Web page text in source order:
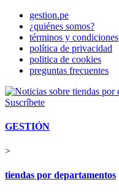
gestion.pe
¿quiénes somos?
términos y condiciones
política de privacidad
politica de cookies
preguntas frecuentes
Suscríbete
GESTIÓN
>
tiendas por departamentos